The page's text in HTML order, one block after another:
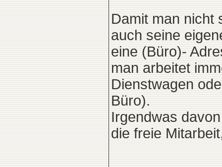
Damit man nicht
auch seine
eine (Büro)-
man arbeitet
Dienstwagen
Büro).
Irgendwas
die freie